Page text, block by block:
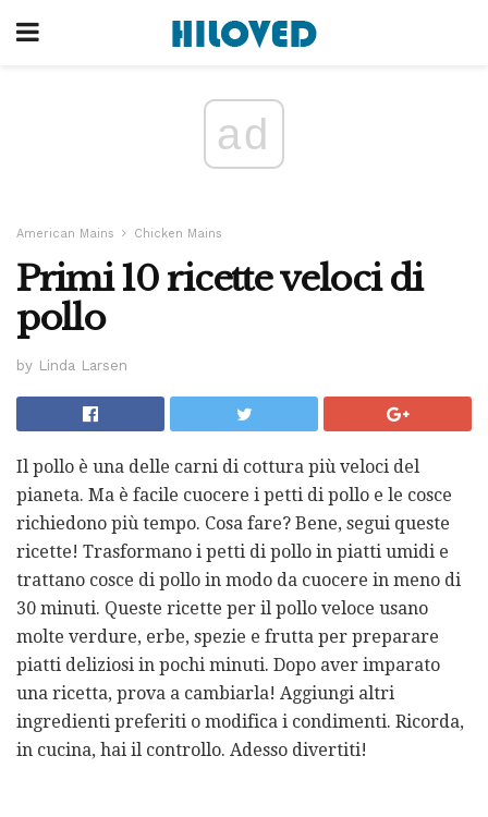
ad
American Mains Chicken Mains
Primi 10 ricette veloci di
pollo
by Linda Larsen
Il pollo è una delle carni di cottura più veloci del
pianeta. Ma è facile cuocere i petti di pollo e le cosce
richiedono più tempo. Cosa fare? Bene, segui queste
ricette! Trasformano i petti di pollo in piatti umidi e
trattano cosce di pollo in modo da cuocere in meno di
30 minuti. Queste ricette per il pollo veloce usano
molte verdure, erbe, spezie e frutta per preparare
piatti deliziosi in pochi minuti. Dopo aver imparato
una ricetta, prova a cambiarla! Aggiungi altri
ingredienti preferiti o modifica i condimenti. Ricorda,
in cucina, hai il controllo. Adesso divertiti!